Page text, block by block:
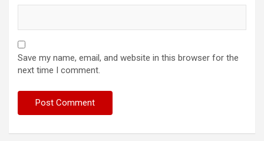
Save my name, email, and website in this browser for the
next time I comment.